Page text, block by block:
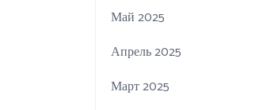
Май 2025
Апрель 2025
Март 2025